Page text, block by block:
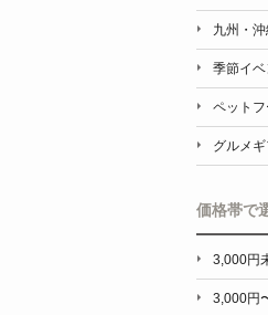
九州・沖
季節イベ
ペットフ
グルメ
価格帯で
3,000円
3,000円